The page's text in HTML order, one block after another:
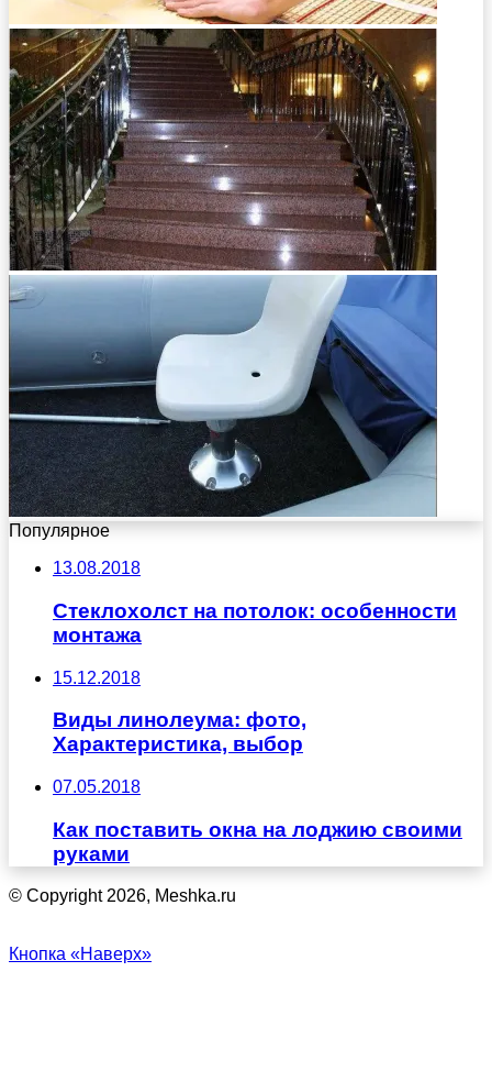
Популярное
13.08.2018
Стеклохолст на потолок: особенности
монтажа
15.12.2018
Виды линолеума: фото,
Характеристика, выбор
07.05.2018
Как поставить окна на лоджию своими
руками
© Copyright 2026, Meshka.ru
Кнопка «Наверх»